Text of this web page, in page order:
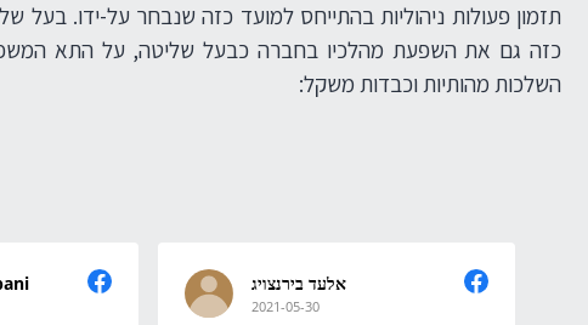
תזמון פעולות ניהוליות בהתייחס למועד כזה שנבחר על-ידו. בעל
כזה גם את השפעת מהלכיו בחברה כבעל שליטה, על התא
השלכות מהותיות וכבדות משקל:
אלעד בירנצויג
2021-05-30